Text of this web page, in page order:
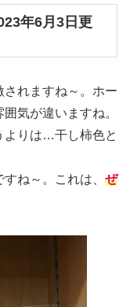
年6月3日更
れますね～。ホー
気が違いますね。
よりは…干し柿色と
ね～。これは、 ぜ